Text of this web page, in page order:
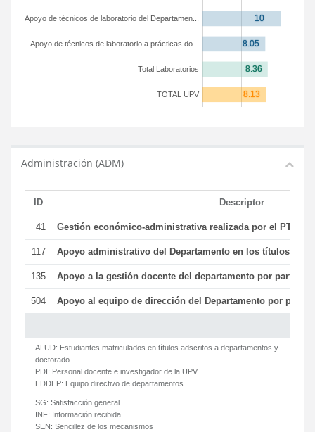
TOTAL UPV
Total Laboratorios
Apoyo de técnicos de laboratorio a prácticas do...
Apoyo de técnicos de laboratorio del Departamen...
Administración (ADM)
ID Descriptor
41 Gestión económico-administrativa realizada por el PTGAS
117 Apoyo administrativo del Departamento en los títulos de
135 Apoyo a la gestión docente del departamento por parte
504 Apoyo al equipo de dirección del Departamento por parte
ALUD: Estudiantes matriculados en títulos adscritos a departamentos y
doctorado
PDI: Personal docente e investigador de la UPV
EDDEP: Equipo directivo de departamentos
SG: Satisfacción general
INF: Información recibida
SEN: Sencillez de los mecanismos